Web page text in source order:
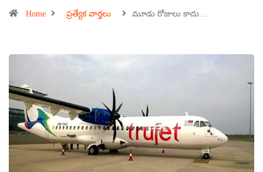
Home ప్రత్యేక వార్తలు మూడు రోజులు కాదు…